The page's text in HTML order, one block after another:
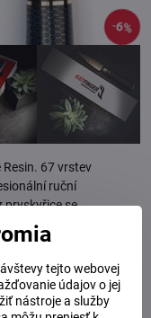
6%
67 vrstev
ruční
pryskyřice se
tejto webovej
údajov o jej
nástroje a služby